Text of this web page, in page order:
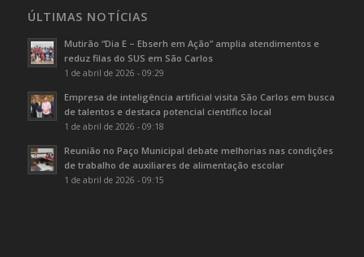
ÚLTIMAS NOTÍCIAS
Mutirão “Dia E – Ebserh em Ação” amplia atendimentos e
reduz filas do SUS em São Carlos
1 de abril de 2026 - 09:29
Empresa de inteligência artificial visita São Carlos em busca
de talentos e destaca potencial científico local
1 de abril de 2026 - 09:18
Reunião no Paço Municipal debate melhorias nas condições
de trabalho de auxiliares de alimentação escolar
1 de abril de 2026 - 09:15